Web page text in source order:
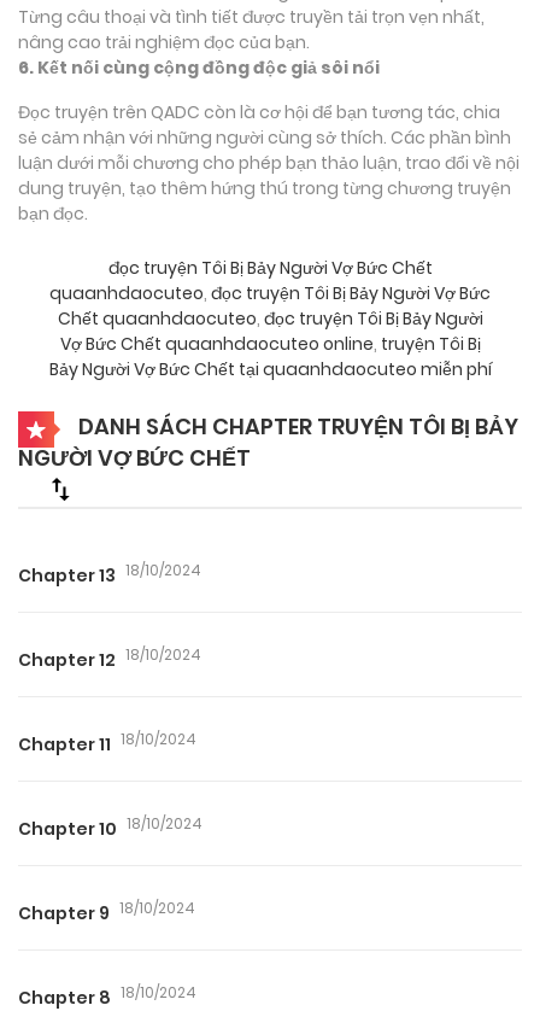
Từng câu thoại và tình tiết được truyền tải trọn vẹn nhất,
nâng cao trải nghiệm đọc của bạn.
6. Kết nối cùng cộng đồng độc giả sôi nổi
Đọc truyện trên QADC còn là cơ hội để bạn tương tác, chia
sẻ cảm nhận với những người cùng sở thích. Các phần bình
luận dưới mỗi chương cho phép bạn thảo luận, trao đổi về nội
dung truyện, tạo thêm hứng thú trong từng chương truyện
bạn đọc.
đọc truyện Tôi Bị Bảy Người Vợ Bức Chết
quaanhdaocuteo, đọc truyện Tôi Bị Bảy Người Vợ Bức
Chết quaanhdaocuteo, đọc truyện Tôi Bị Bảy Người
Vợ Bức Chết quaanhdaocuteo online, truyện Tôi Bị
Bảy Người Vợ Bức Chết tại quaanhdaocuteo miễn phí
DANH SÁCH CHAPTER TRUYỆN TÔI BỊ BẢY
NGƯỜI VỢ BỨC CHẾT
Chapter 13 18/10/2024
Chapter 12 18/10/2024
Chapter 11 18/10/2024
Chapter 10 18/10/2024
Chapter 9 18/10/2024
Chapter 8 18/10/2024